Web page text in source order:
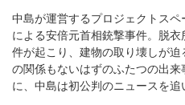
昨年、東京都現代美術館で開か
約20年にわたり造形とパフォー
の独自の実践を、キュレーター
白尾芽が、同展の英題で並置さ
室」（ラボラトリー）の関係から
中島が運営するプロジェクトス
による安倍元首相銃撃事件。脱
件が起こり、建物の取り壊しが
の関係もないはずのふたつの出
に、中島は初公判のニュースを追
現代における生と死の概念を手
度への関心を深めるアーティス
での「安楽死」に関するリサーチ
に、中島が経験する家族の死、
チナ・ガザ地区からのニュース。